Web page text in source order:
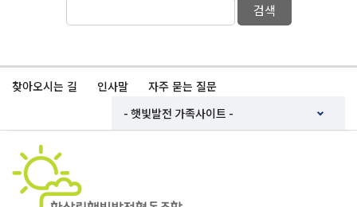
검색
찾아오시는 길 인사말 자주 묻는 질문